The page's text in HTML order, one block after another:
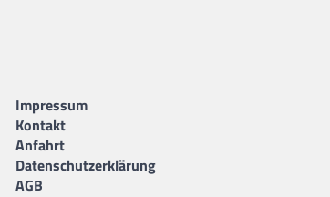
Impressum
Kontakt
Anfahrt
Datenschutzerklärung
AGB